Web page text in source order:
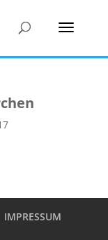
IMPRESSUM